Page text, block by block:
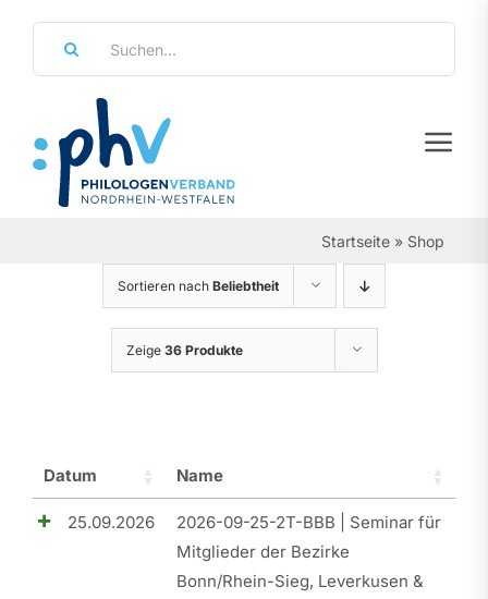
springen
Personalräte
Über Uns
Leistungen & Service
Presse
Recht
Startseite » Shop
Sortieren nach Beliebtheit
Zeige 36 Produkte
Datum Name
25.09.2026
2026-09-25-2T-BBB | Seminar für
Mitglieder der Bezirke
Bonn/Rhein-Sieg, Leverkusen &